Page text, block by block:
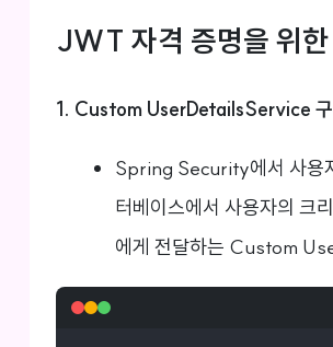
JWT 자격 증명을 위
1. Custom UserDetailsService
Spring Security에서 사용
터베이스에서 사용자의
에게 전달하는 Custom